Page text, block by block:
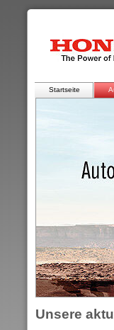
Startseite
Unsere